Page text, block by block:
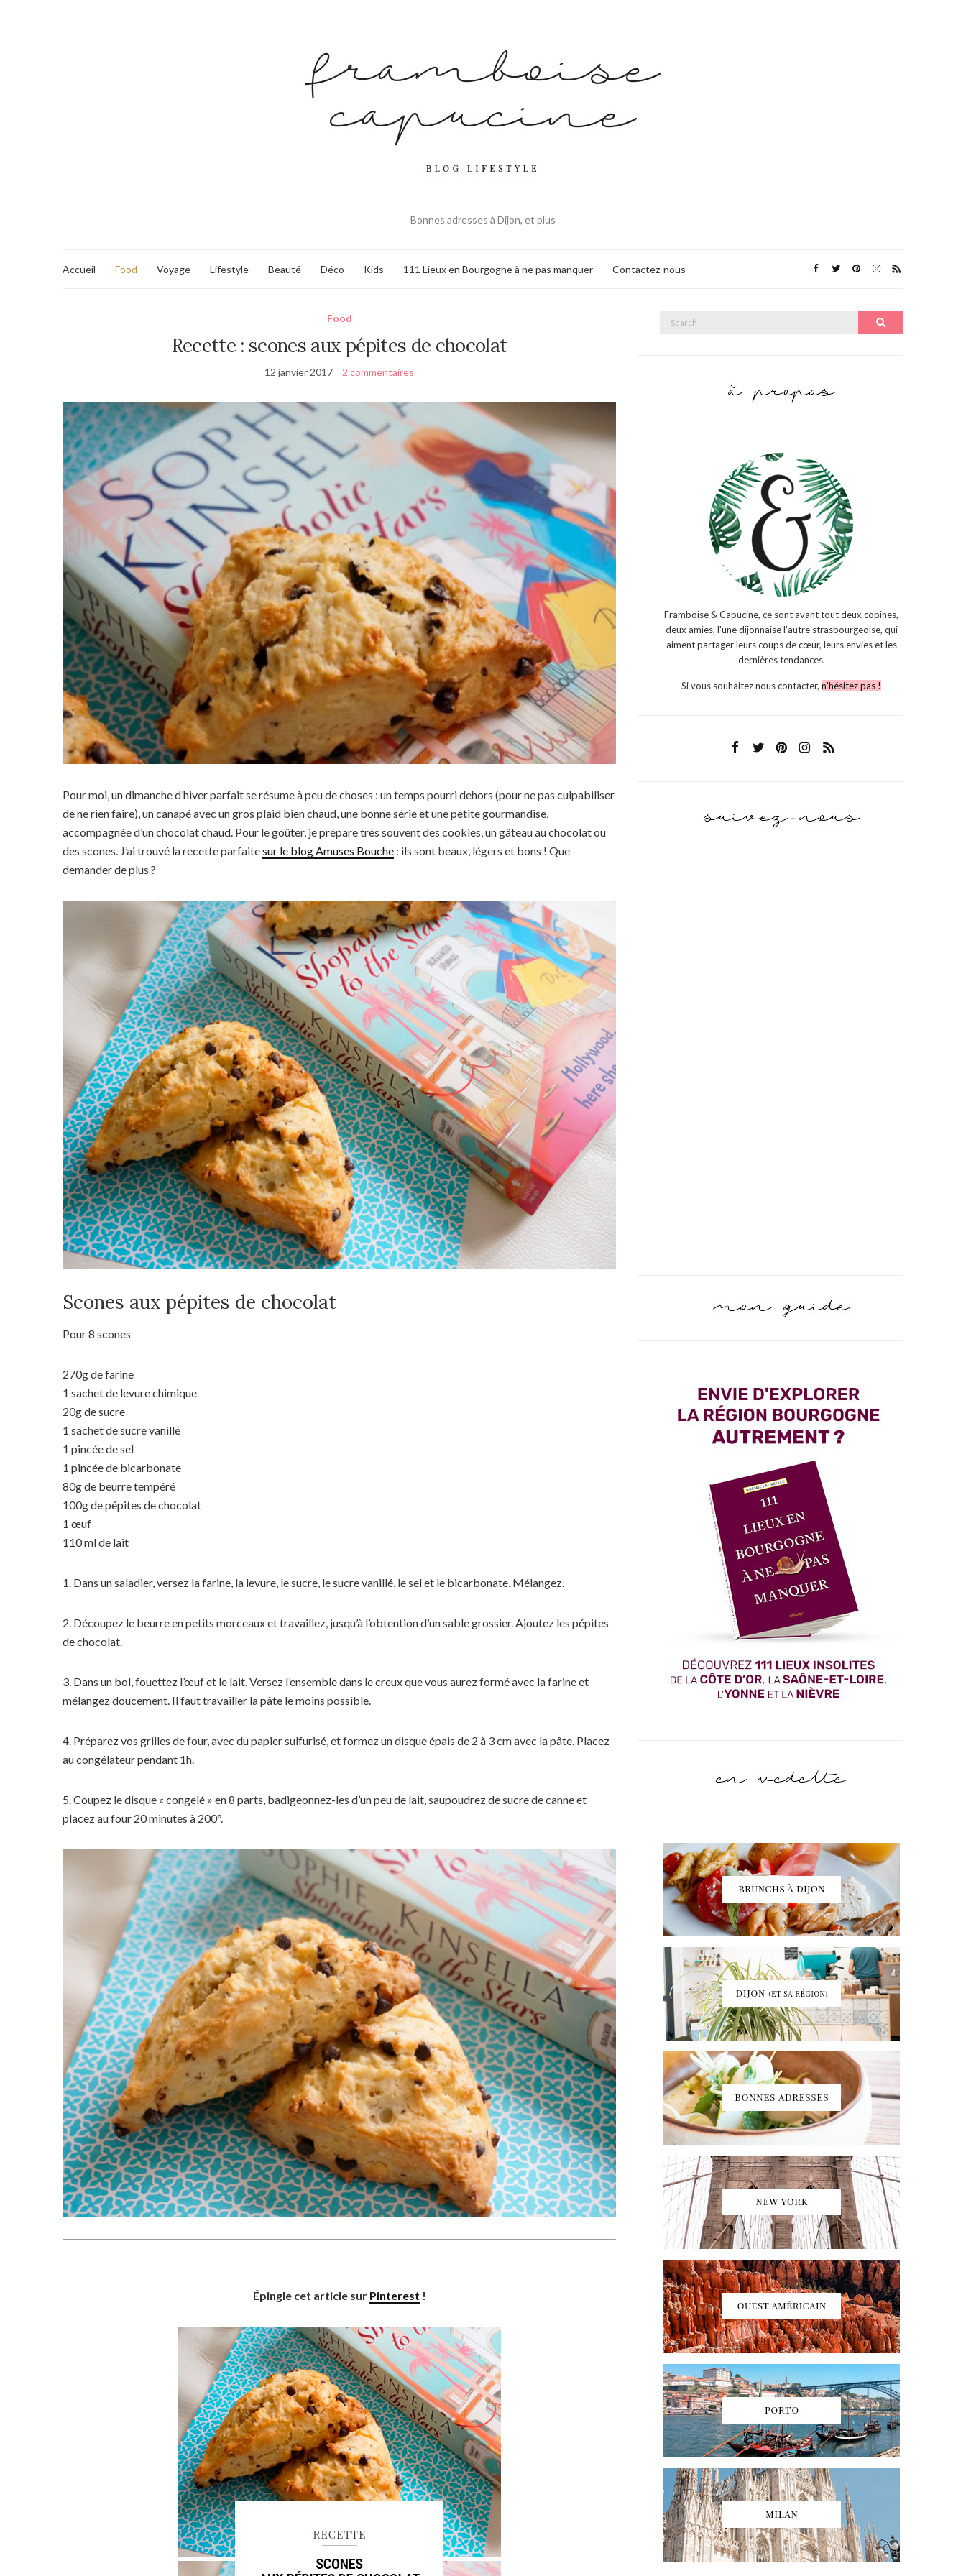
Bonnes adresses à Dijon, et plus
Accueil Food Voyage Lifestyle Beauté Déco Kids 111 Lieux en Bourgogne à ne pas manquer Contactez-nous
Food
Recette : scones aux pépites de chocolat
12 janvier 2017 2 commentaires
Pour moi, un dimanche d’hiver parfait se résume à peu de choses : un temps pourri dehors (pour ne pas culpabiliser
de ne rien faire), un canapé avec un gros plaid bien chaud, une bonne série et une petite gourmandise,
accompagnée d’un chocolat chaud. Pour le goûter, je prépare très souvent des cookies, un gâteau au chocolat ou
des scones. J’ai trouvé la recette parfaitesur le blog Amuses Bouche : ils sont beaux, légers et bons ! Que
demander de plus ?
Scones aux pépites de chocolat
Pour 8 scones
270g de farine
1 sachet de levure chimique
20g de sucre
1 sachet de sucre vanillé
1 pincée de sel
1 pincée de bicarbonate
80g de beurre tempéré
100g de pépites de chocolat
1 œuf
110 ml de lait
1. Dans un saladier, versez la farine, la levure, le sucre, le sucre vanillé, le sel et le bicarbonate. Mélangez.
2. Découpez le beurre en petits morceaux et travaillez, jusqu’à l’obtention d’un sable grossier. Ajoutez les pépites
de chocolat.
3. Dans un bol, fouettez l’œuf et le lait. Versez l’ensemble dans le creux que vous aurez formé avec la farine et
mélangez doucement. Il faut travailler la pâte le moins possible.
4. Préparez vos grilles de four, avec du papier sulfurisé, et formez un disque épais de 2 à 3 cm avec la pâte. Placez
au congélateur pendant 1h.
5. Coupez le disque « congelé » en 8 parts, badigeonnez-les d’un peu de lait, saupoudrez de sucre de canne et
placez au four 20 minutes à 200°.
Épingle cet article sur Pinterest !
Search
Framboise & Capucine, ce sont avant tout deux copines,
deux amies, l'une dijonnaise l'autre strasbourgeoise, qui
aiment partager leurs coups de cœur, leurs envies et les
dernières tendances.
Si vous souhaitez nous contacter,n'hésitez pas !